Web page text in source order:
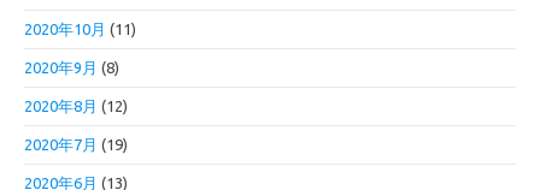
2020年10月 (11)
2020年9月 (8)
2020年8月 (12)
2020年7月 (19)
2020年6月 (13)